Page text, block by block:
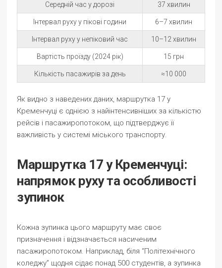
Середній час у дорозі 37 хвилин
Інтервал руху у пікові години 6–7 хвилин
Інтервал руху у непіковий час 10–12 хвилин
Вартість проїзду (2024 рік) 15 грн
Кількість пасажирів за день ≈10 000
Як видно з наведених даних, маршрутка 17 у
Кременчуці є однією з найінтенсивніших за кількістю
рейсів і пасажиропотоком, що підтверджує її
важливість у системі міського транспорту.
Маршрутка 17 у Кременчуці:
напрямок руху та особливості
зупинок
Кожна зупинка цього маршруту має своє
призначення і відзначається насиченим
пасажиропотоком. Наприклад, біля “Політехнічного
коледжу” щодня сідає понад 500 студентів, а зупинка